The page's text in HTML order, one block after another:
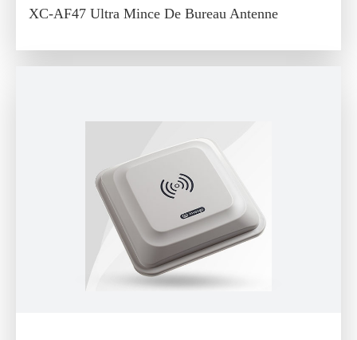
XC-AF47 Ultra Mince De Bureau Antenne